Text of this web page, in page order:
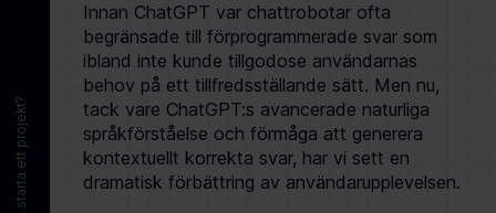
Vill du starta ett projekt?
Innan ChatGPT var chattrobotar ofta
begränsade till förprogrammerade svar som
ibland inte kunde tillgodose användarnas
behov på ett tillfredsställande sätt. Men nu,
tack vare ChatGPT:s avancerade naturliga
språkförståelse och förmåga att generera
kontextuellt korrekta svar, har vi sett en
dramatisk förbättring av användarupplevelsen.